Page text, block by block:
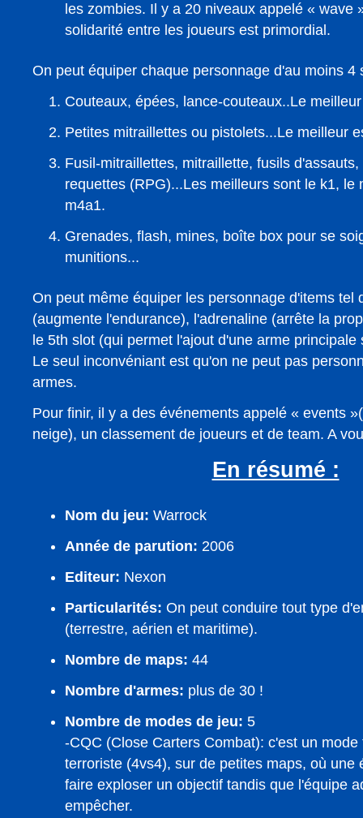
les zombies. Il y a 20 niveaux appelé « wave
solidarité entre les joueurs est primordial.
On peut équiper chaque personnage d'au moins 4
Couteaux, épées, lance-couteaux..Le
Petites mitraillettes ou pistolets...Le meilleur
Fusil-mitraillettes, mitraillette, fusils
requettes (RPG)...Les meilleurs sont le k1, le
m4a1.
Grenades, flash, mines, boîte box pour se
munitions...
On peut même équiper les personnage d'items tel
(augmente l'endurance), l'adrenaline (arrête la
le 5th slot (qui permet l'ajout d'une arme
Le seul inconvéniant est qu'on ne peut pas
armes.
Pour finir, il y a des événements appelé « events
neige), un classement de joueurs et de team. A
En résumé :
Nom du jeu: Warrock
Année de parution: 2006
Editeur: Nexon
Particularités: On peut conduire tout type
(terrestre, aérien et maritime).
Nombre de maps: 44
Nombre d'armes: plus de 30 !
Nombre de modes de jeu: 5
-CQC (Close Carters Combat): c'est un
terroriste (4vs4), sur de petites maps, où une
faire exploser un objectif tandis que l'équipe
empêcher.